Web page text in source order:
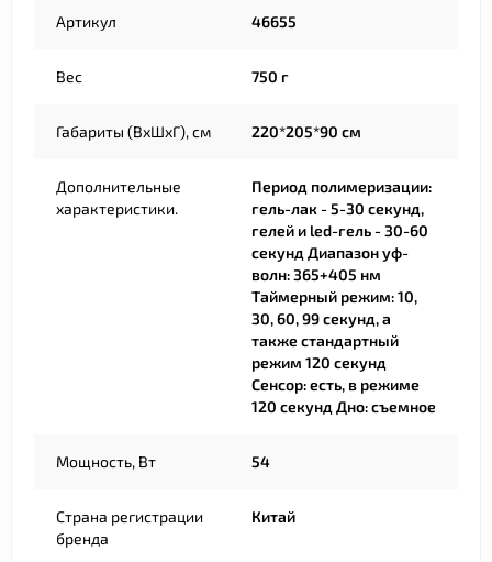
Артикул 46655
Вес 750 г
Габариты (ВхШхГ), см 220*205*90 см
Дополнительные
характеристики.
Период полимеризации:
гель-лак - 5-30 секунд,
гелей и led-гель - 30-60
секунд Диапазон уф-
волн: 365+405 нм
Таймерный режим: 10,
30, 60, 99 секунд, а
также стандартный
режим 120 секунд
Сенсор: есть, в режиме
120 секунд Дно: съемное
Мощность, Вт 54
Страна регистрации
бренда
Китай